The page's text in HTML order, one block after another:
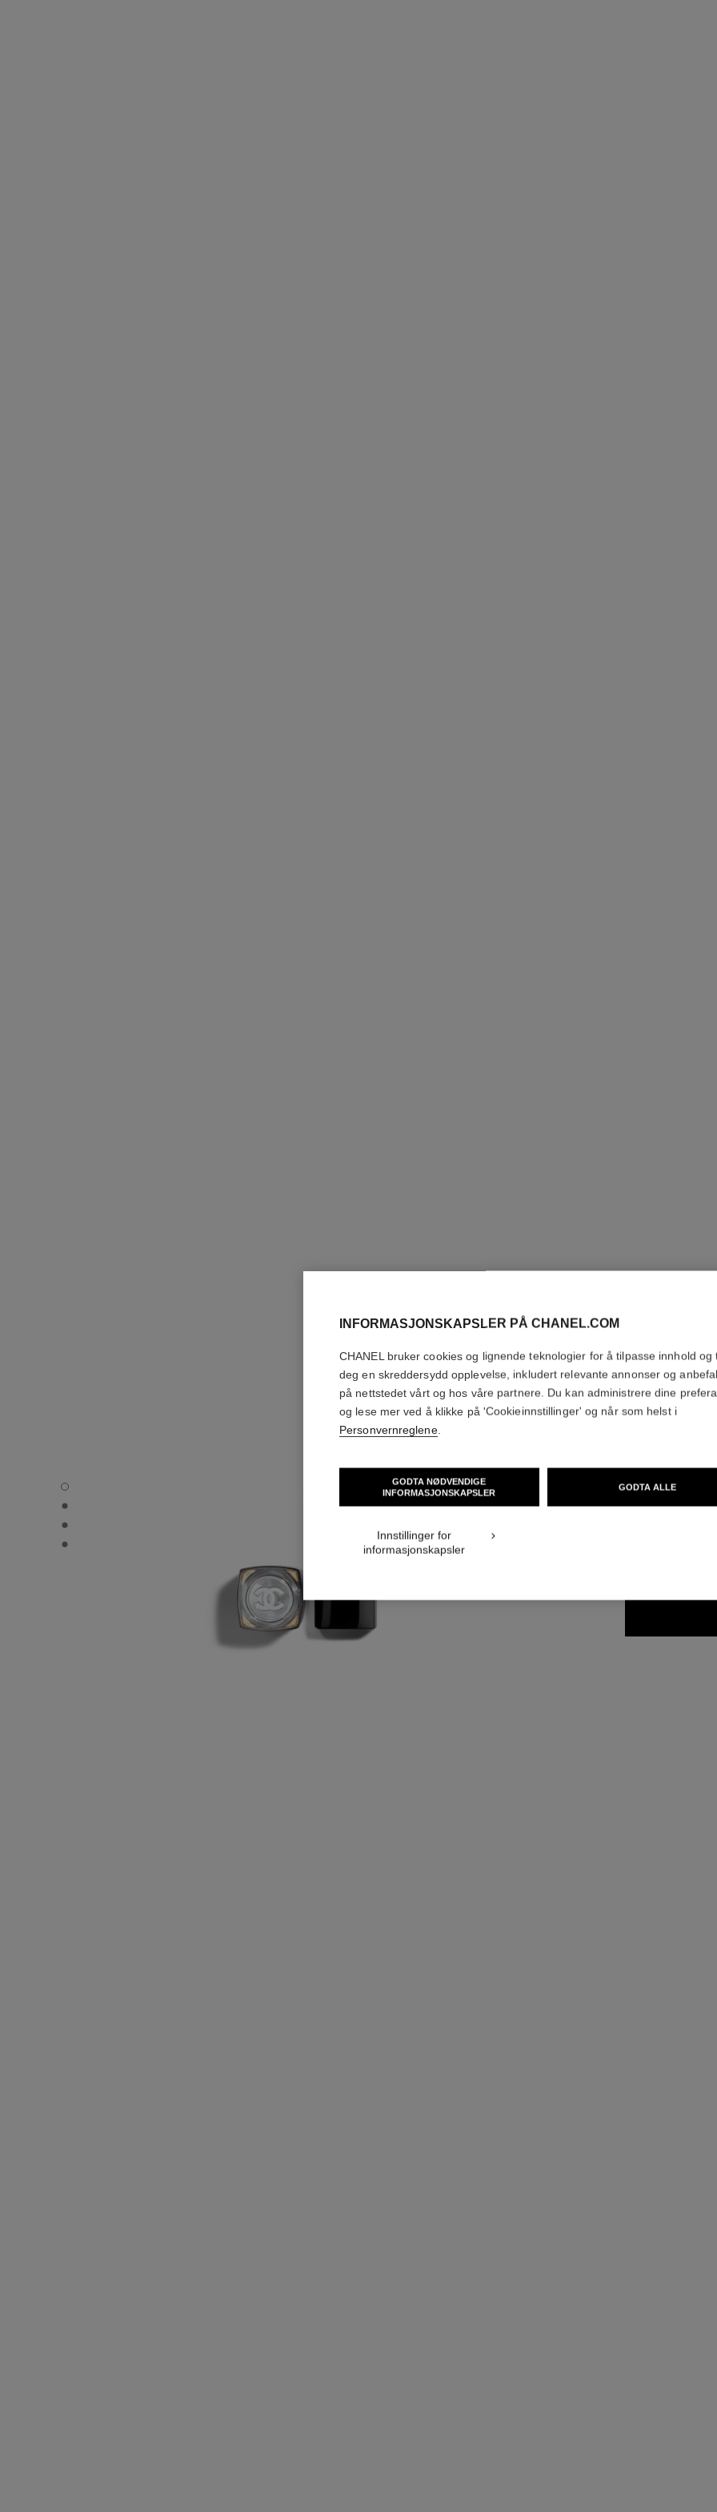
ROUGE COCO FLASH - Standardvisning
ROUGE COCO FLASH - Alternativ visning 1
ROUGE COCO FLASH - Alternativ visning 2
ROUGE COCO FLASH - Grunnleggende teksturvisning
ROUGE
Colour, Shine,
Flere detaljer
NOK 640
INFORMASJONSKAPSLER PÅ CHANEL.COM
CHANEL bruker cookies og lignende teknologier for å tilpasse innhold og
deg en skreddersydd opplevelse, inkludert relevante annonser og
på nettstedet vårt og hos våre partnere. Du kan administrere dine
og lese mer ved å klikke på 'Cookieinnstillinger' og når som helst i
Personvernreglene.
GODTA NØDVENDIGE
INFORMASJONSKAPSLER
GODTA ALLE
Innstillinger for
informasjonskapsler